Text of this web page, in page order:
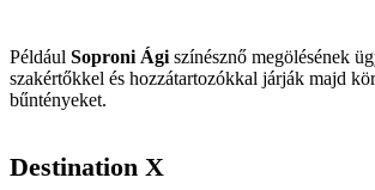
Például Soproni Ágiszínésznő megölésének
szakértőkkel és hozzátartozókkal járják majd
bűntényeket.
Destination X